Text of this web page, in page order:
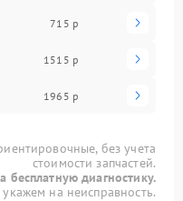
715 р
1515 р
1965 р
без учета
стоимости запчастей.
бесплатную диагностику.
на неисправность.